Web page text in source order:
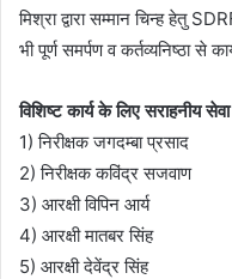
मिश्रा द्वारा सम्मान चिन्ह हेतु
भी पूर्ण समर्पण व कर्तव्यनिष्ठा से
विशिष्ट कार्य के लिए सराहनीय
1) निरीक्षक जगदम्बा प्रसाद
2) निरीक्षक कविंद्र सजवाण
3) आरक्षी विपिन आर्य
4) आरक्षी मातबर सिंह
5) आरक्षी देवेंद्र सिंह